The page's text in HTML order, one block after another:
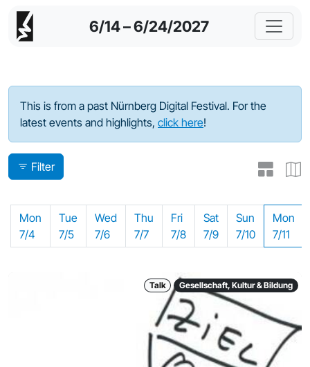
6/14 – 6/24/2027
Program - 2022
This is from a past Nürnberg Digital Festival. For the
latest events and highlights, click here!
Filter
Mon
7/4
Tue
7/5
Wed
7/6
Thu
7/7
Fri
7/8
Sat
7/9
Sun
7/10
Mon
7/11
Talk Gesellschaft, Kultur & Bildung